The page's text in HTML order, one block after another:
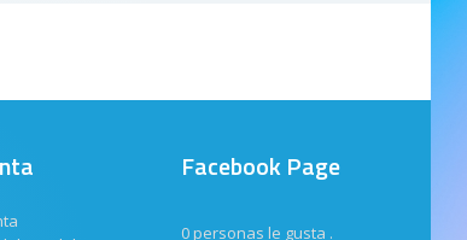
Facebook Page
0 personas le gusta .